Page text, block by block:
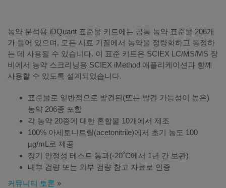
농약 분석용 iDQuant 표준물 키트에는 공통 농약 표준물 206개
가 들어 있으며, 모든 시료 기질에서 농약을 정량화하고 동정하
는 데 사용될 수 있습니다. 이 표준 키트은 SCIEX LC/MS/MS 장
비에서 농약 스크리닝용 SCIEX iMethod 애플리케이션과 함께
사용할 수 있도록 설계되었습니다.
표준물로 일반적으로 발견된(또는 발견 가능성이 높은)
농약 206종 포함
각 농약 20종에 대한 혼합물 10개에서 제조
100% 아세토니트릴(acetonitrile)에서 초기 농도 100
µg/mL로 제공
장기 안정성 테스트 통과(-20˚C에서 1년 간 보관)
내부 검량 또는 외부 검량 참고 자료로 인증
커뮤니티 토론 »